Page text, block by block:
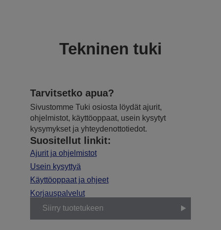
Tekninen tuki
Tarvitsetko apua?
Sivustomme Tuki osiosta löydät ajurit,
ohjelmistot, käyttöoppaat, usein kysytyt
kysymykset ja yhteydenottotiedot.
Suositellut linkit:
Ajurit ja ohjelmistot
Usein kysyttyä
Käyttöoppaat ja ohjeet
Korjauspalvelut
Siirry tuotetukeen